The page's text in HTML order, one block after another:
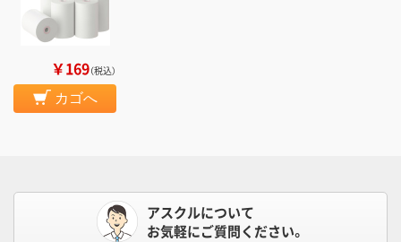
￥169（税込）
カゴへ
アスクルについて
お気軽にご質問ください。